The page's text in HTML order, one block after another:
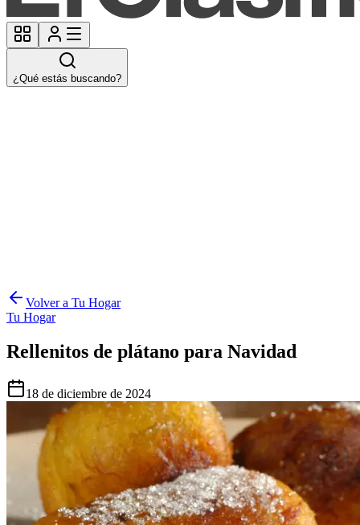
¿Qué estás buscando?
Volver a Tu Hogar
Tu Hogar
Rellenitos de plátano para Navidad
18 de diciembre de 2024